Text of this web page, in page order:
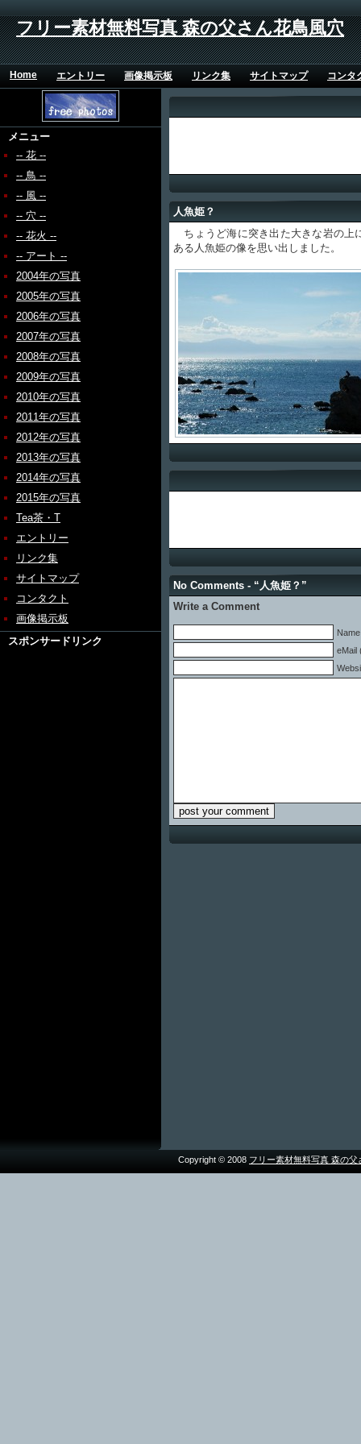
フリー素材無料写真 森の父さん花鳥風穴
Home エントリー 画像掲示板 リンク集 サイトマップ コンタ
メニュー
-- 花 --
-- 鳥 --
-- 風 --
-- 穴 --
-- 花火 --
-- アート --
2004年の写真
2005年の写真
2006年の写真
2007年の写真
2008年の写真
2009年の写真
2010年の写真
2011年の写真
2012年の写真
2013年の写真
2014年の写真
2015年の写真
Tea茶・T
エントリー
リンク集
サイトマップ
コンタクト
画像掲示板
スポンサードリンク
人魚姫？
ちょうど海に突き出た大きな岩の上
ある人魚姫の像を思い出しました。
No Comments - “人魚姫？”
Write a Comment
eMail
Copyright © 2008 フリー素材無料写真 森の父